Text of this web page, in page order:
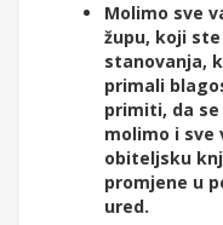
Molimo sve
župu, koji
stanovanja,
primali
primiti, da
molimo i sve
obiteljsku
promjene u
ured.